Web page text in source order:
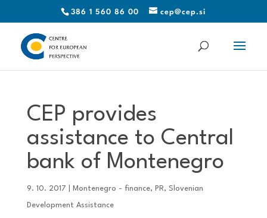
386 1 560 86 00 cep@cep.si
CEP provides
assistance to Central
bank of Montenegro
9. 10. 2017 Montenegro - finance, PR, Slovenian
Development Assistance